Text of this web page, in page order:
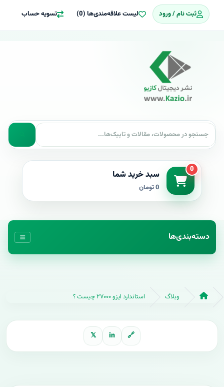
ثبت نام / ورود لیست علاقه‌مندی‌ها (0) تسویه حساب
0 سبد خرید شما
0 تومان
دسته‌بندی‌ها
وبلاگ استاندارد ایزو ۲۷۰۰۰ چیست ؟
🔗
in
𝕏